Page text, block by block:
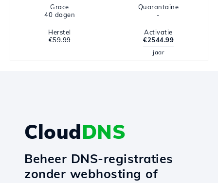
Grace
40 dagen
Quarantaine
-
Herstel
€59.99
Activatie
€2544.99
jaar
CloudDNS
Beheer DNS-registraties
zonder webhosting of